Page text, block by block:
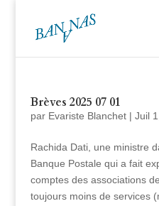
Brèves 2025 07 01
par Evariste Blanchet| Juil
Rachida Dati, une ministre
Banque Postale qui a fait
comptes des associations
toujours moins de services